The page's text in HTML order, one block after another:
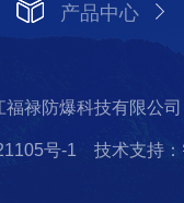
产品中心
禄防爆科技有限公
号-1 技术支持